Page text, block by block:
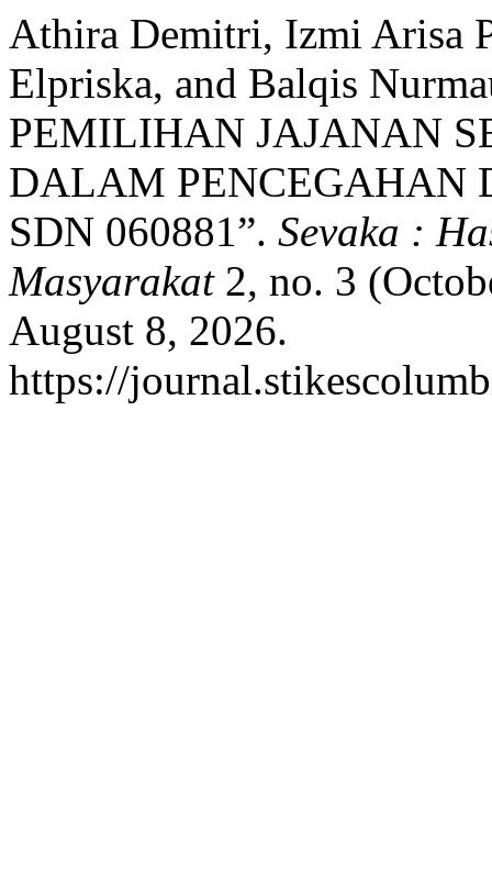
Athira Demitri, Izmi Arisa
Elpriska, and Balqis
PEMILIHAN JAJANAN
DALAM PENCEGAHAN
SDN 060881”. Sevaka :
Masyarakat2, no. 3
August 8, 2026.
https://